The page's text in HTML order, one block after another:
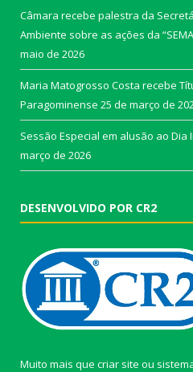
Câmara recebe palestra da
Ambiente sobre as ações da
maio de 2026
Maria Matogrosso Costa recebe
Paragominense 25 de março de
Sessão Especial em alusão ao
março de 2026
DESENVOLVIDO POR CR2
Muito mais que criar site ou